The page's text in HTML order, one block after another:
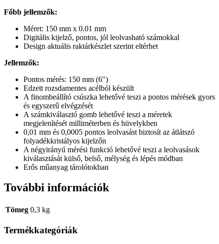
Főbb jellemzők:
Méret: 150 mm x 0.01 mm
Digitális kijelző, pontos, jól leolvasható számokkal
Design aktuális raktárkészlet szerint eltérhet
Jellemzők:
Pontos mérés: 150 mm (6″)
Edzett rozsdamentes acélból készült
A finombeállító csúszka lehetővé teszi a pontos mérések gyors
és egyszerű elvégzését
A számkiválasztó gomb lehetővé teszi a méretek
megjelenítését milliméterben és hüvelykben
0,01 mm és 0,0005 pontos leolvasást biztosít az átlátszó
folyadékkristályos kijelzőn
A négyirányú mérési funkció lehetővé teszi a leolvasások
kiválasztását külső, belső, mélység és lépés módban
Erős műanyag tárolótokban
További információk
Tömeg 0,3 kg
Termékkategóriák